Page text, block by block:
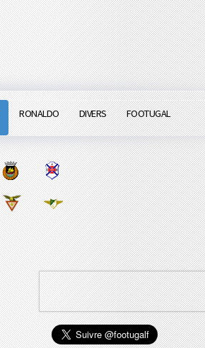
RONALDO DIVERS FOOTUGAL